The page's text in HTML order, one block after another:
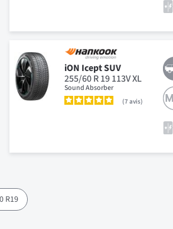
iON Icept SUV
255/60 R 19 113V XL
Sound Absorber
7avis
R19